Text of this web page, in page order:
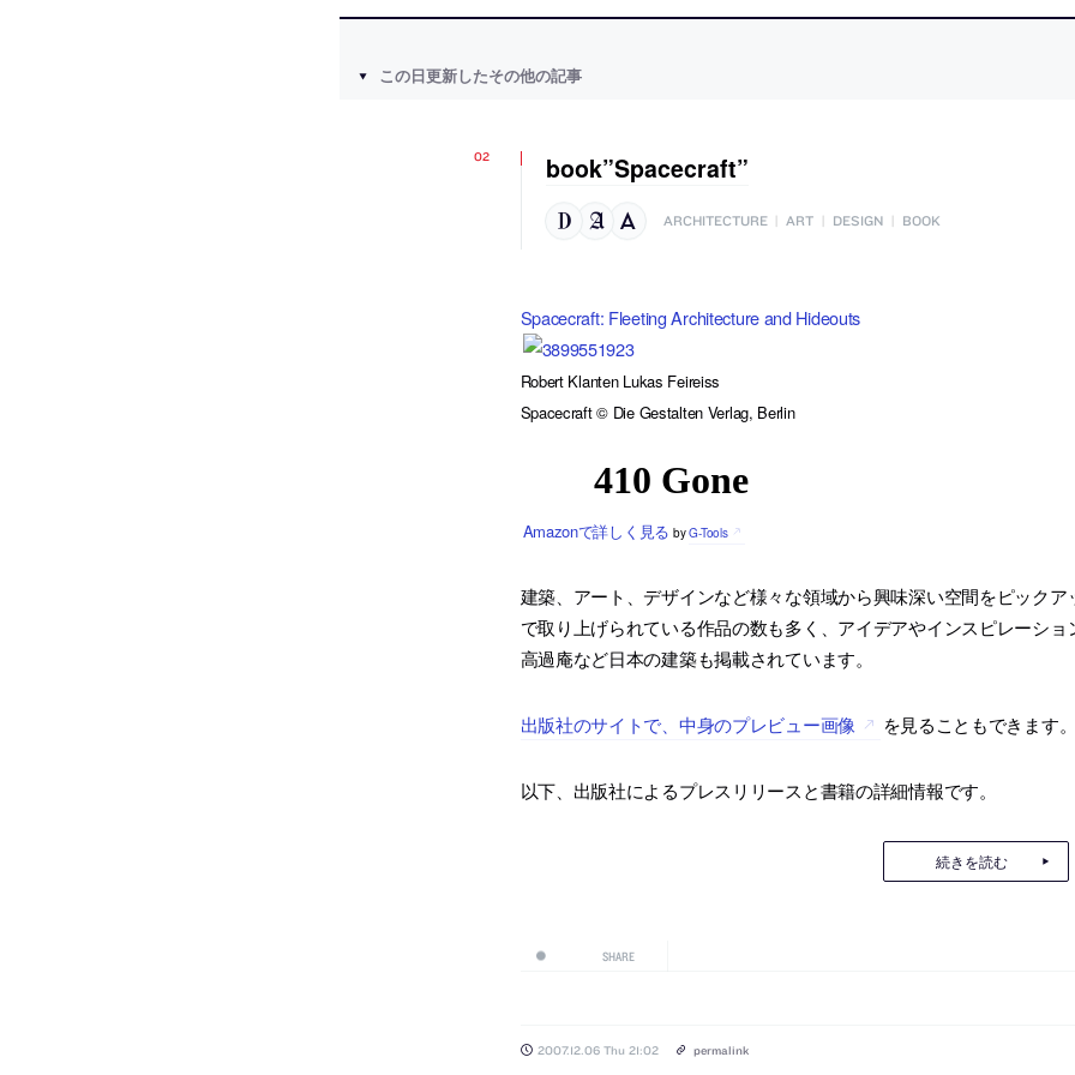
この日更新したその他の記事
book”Spacecraft”
ARCHITECTURE ART DESIGN BOOK
Spacecraft: Fleeting Architecture and Hideouts
Robert Klanten Lukas Feireiss
Spacecraft © Die Gestalten Verlag, Berlin
Amazonで詳しく見る byG-Tools
建築、アート、デザインなど様々な領域から興味深い空間をピック
で取り上げられている作品の数も多く、アイデアやインスピレーショ
高過庵など日本の建築も掲載されています。
出版社のサイトで、中身のプレビュー画像 を見ることもできます。
以下、出版社によるプレスリリースと書籍の詳細情報です。
続きを読む
SHARE
2007.12.06 Thu 21:02 permalink